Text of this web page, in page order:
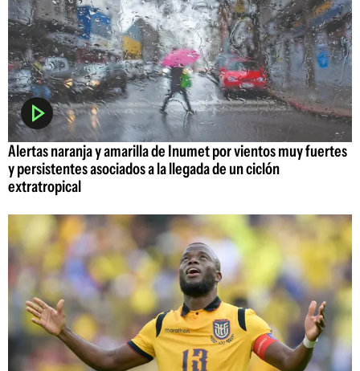
Alertas naranja y amarilla de Inumet por vientos muy fuertes
y persistentes asociados a la llegada de un ciclón
extratropical